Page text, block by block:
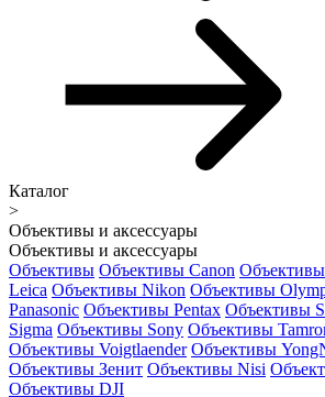
Каталог
>
Объективы и аксессуары
Объективы и аксессуары
Объективы Объективы Canon
Leica Объективы Nikon Объективы
Panasonic Объективы Pentax Объективы
Sigma Объективы Sony Объективы
Объективы Voigtlaender Объективы
Объективы Зенит Объективы Nisi
Объективы DJI